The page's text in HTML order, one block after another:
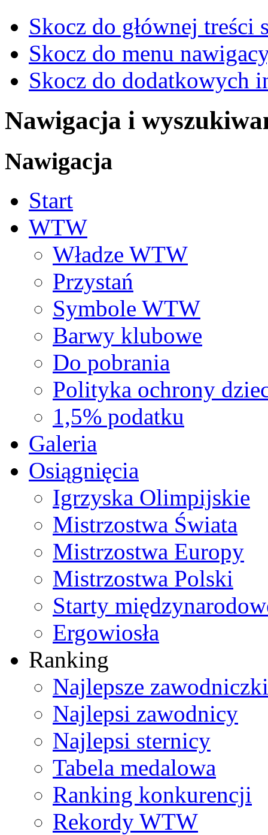
Skocz do głównej treści
Skocz do menu
Skocz do dodatkowych
Nawigacja i
Nawigacja
Start
WTW
Władze WTW
Przystań
Symbole WTW
Barwy klubowe
Do pobrania
Polityka ochrony
1,5% podatku
Galeria
Osiągnięcia
Igrzyska Olimpijskie
Mistrzostwa Świata
Mistrzostwa Europy
Mistrzostwa Polski
Starty
Ergowiosła
Ranking
Najlepsze zawodniczki
Najlepsi zawodnicy
Najlepsi sternicy
Tabela medalowa
Ranking konkurencji
Rekordy WTW